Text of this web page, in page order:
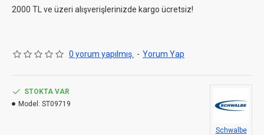
2000 TL ve üzeri alışverişlerinizde kargo ücretsiz!
0 yorum yapılmış. - Yorum Yap
STOKTA VAR
Model: ST09719
Schwalbe